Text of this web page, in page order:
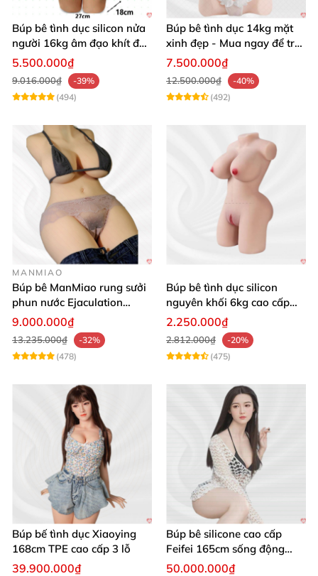
Búp bê tình dục silicon nửa
người 16kg âm đạo khít độn
khung
5.500.000₫
9.016.000₫
-39%
(494)
Búp bê tình dục 14kg mặt
xinh đẹp - Mua ngay để trải
nghiệm
7.500.000₫
12.500.000₫
-40%
(492)
MANMIAO
Búp bê ManMiao rung sưởi
phun nước Ejaculation
Queen chuẩn
9.000.000₫
13.235.000₫
-32%
(478)
Búp bê tình dục silicon
nguyên khối 6kg cao cấp
giá rẻ sexy gợi cảm
2.250.000₫
2.812.000₫
-20%
(475)
Búp bế tình dục Xiaoying
168cm TPE cao cấp 3 lỗ
39.900.000₫
Búp bê silicone cao cấp
Feifei 165cm sống động
chân thật ghê
50.000.000₫